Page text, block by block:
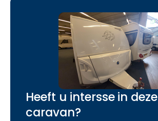
Heeft u intersse in deze
caravan?